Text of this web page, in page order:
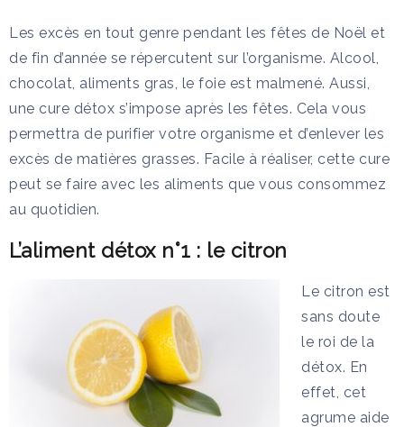
Les excès en tout genre pendant les fêtes de Noël et
de fin d’année se répercutent sur l’organisme. Alcool,
chocolat, aliments gras, le foie est malmené. Aussi,
une cure détox s’impose après les fêtes. Cela vous
permettra de purifier votre organisme et d’enlever les
excès de matières grasses. Facile à réaliser, cette cure
peut se faire avec les aliments que vous consommez
au quotidien.
L’aliment détox n°1 : le citron
Le citron est
sans doute
le roi de la
détox. En
effet, cet
agrume aide